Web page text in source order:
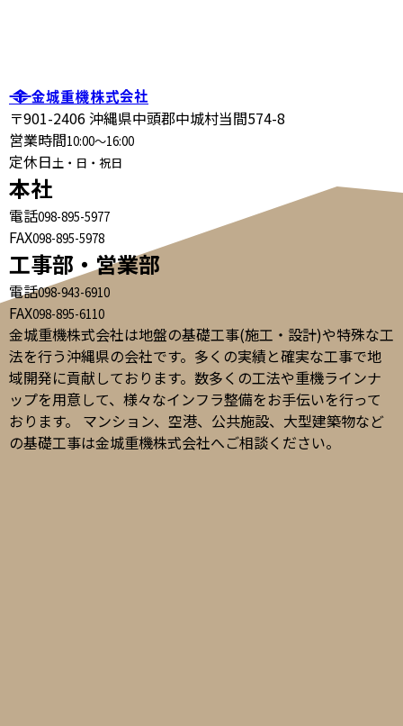
〒901-2406 沖縄県中頭郡中城村当間574-8
営業時間10:00～16:00
定休日土・日・祝日
本社
電話098-895-5977
FAX098-895-5978
工事部・営業部
電話098-943-6910
FAX098-895-6110
金城重機株式会社は地盤の基礎工事(施工・設計)や特殊な工
法を行う沖縄県の会社です。多くの実績と確実な工事で地
域開発に貢献しております。数多くの工法や重機ラインナ
ップを用意して、様々なインフラ整備をお手伝いを行って
おります。 マンション、空港、公共施設、大型建築物など
の基礎工事は金城重機株式会社へご相談ください。